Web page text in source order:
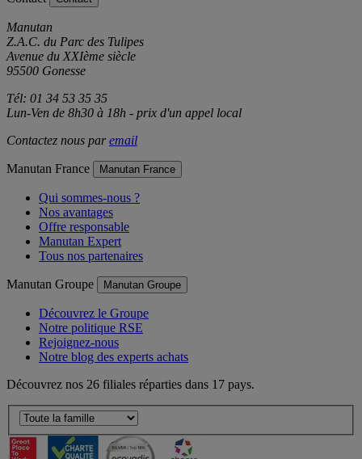
Manutan
Z.A.C. du Parc des Tulipes
Avenue du XXIème siècle
95500 Gonesse
Tél: 01 34 53 35 35
Lun-Ven de 8h30 à 18h - prix d'un appel local
Contactez nous paremail
Manutan France Manutan France
Qui sommes-nous ?
Nos avantages
Offre responsable
Manutan Expert
Tous nos partenaires
Manutan Groupe Manutan Groupe
Découvrez le Groupe
Notre politique RSE
Rejoignez-nous
Notre blog des experts achats
Découvrez nos 26 filiales réparties dans 17 pays.